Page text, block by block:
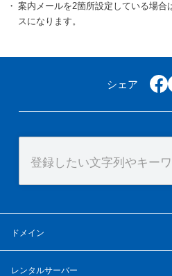
案内メールを2箇所設定している場合
スになります。
シェア
ドメイン
レンタルサーバー